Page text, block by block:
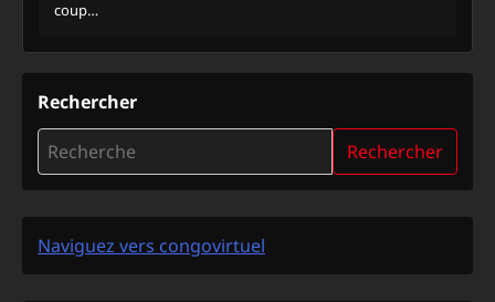
coup…
Rechercher
Rechercher
Naviguez vers congovirtuel